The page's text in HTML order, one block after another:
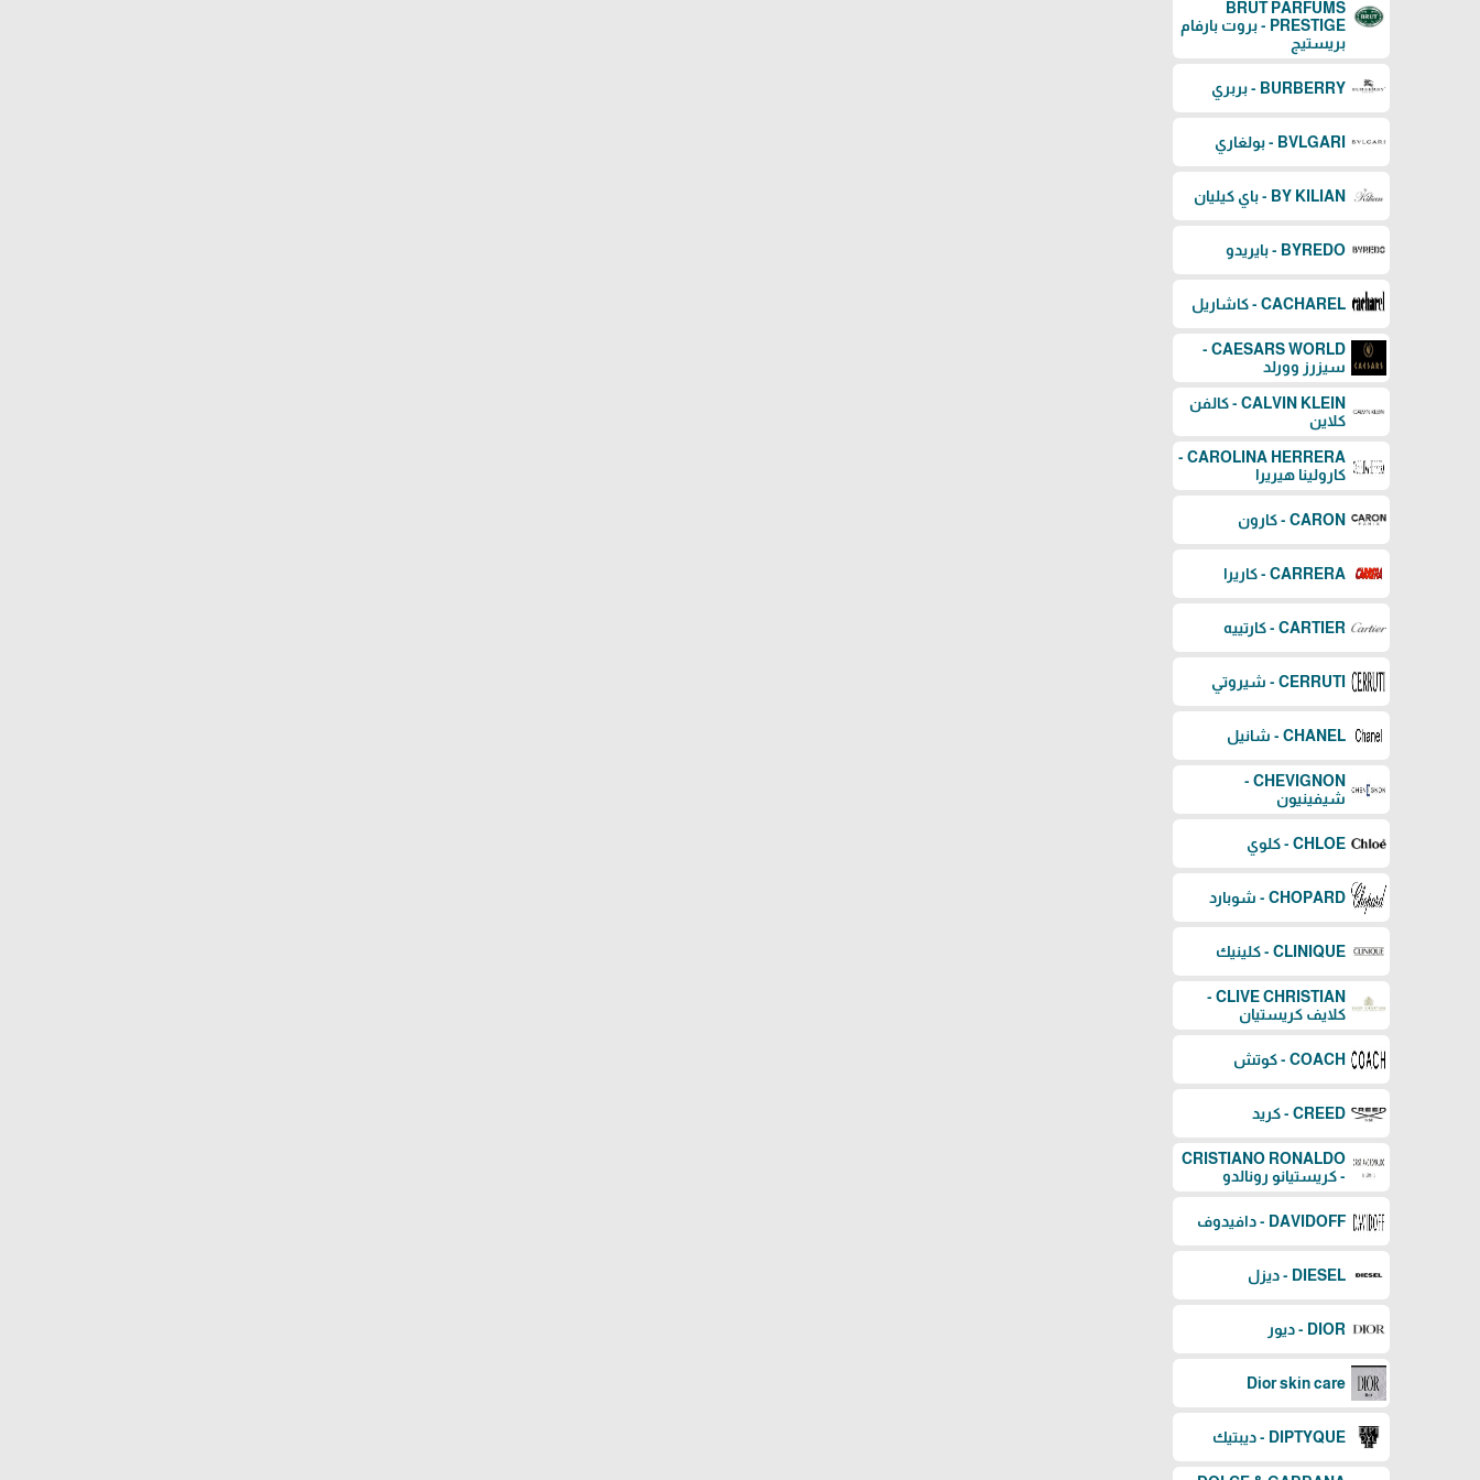
BRUT PARFUMS
PRESTIGE - بروت بارفام
بريستيج
BURBERRY - بربري
BVLGARI - بولغاري
BY KILIAN - باي كيليان
BYREDO - بايريدو
CACHAREL - كاشاريل
CAESARS WORLD -
سيزرز وورلد
CALVIN KLEIN - كالفن
كلاين
CAROLINA HERRERA -
كارولينا هيريرا
CARON - كارون
CARRERA - كاريرا
CARTIER - كارتييه
CERRUTI - شيروتي
CHANEL - شانيل
CHEVIGNON -
شيفينيون
CHLOE - كلوي
CHOPARD - شوبارد
CLINIQUE - كلينيك
CLIVE CHRISTIAN -
كلايف كريستيان
COACH - كوتش
CREED - كريد
CRISTIANO RONALDO
- كريستيانو رونالدو
DAVIDOFF - دافيدوف
DIESEL - ديزل
DIOR - ديور
Dior skin care
DIPTYQUE - ديبتيك